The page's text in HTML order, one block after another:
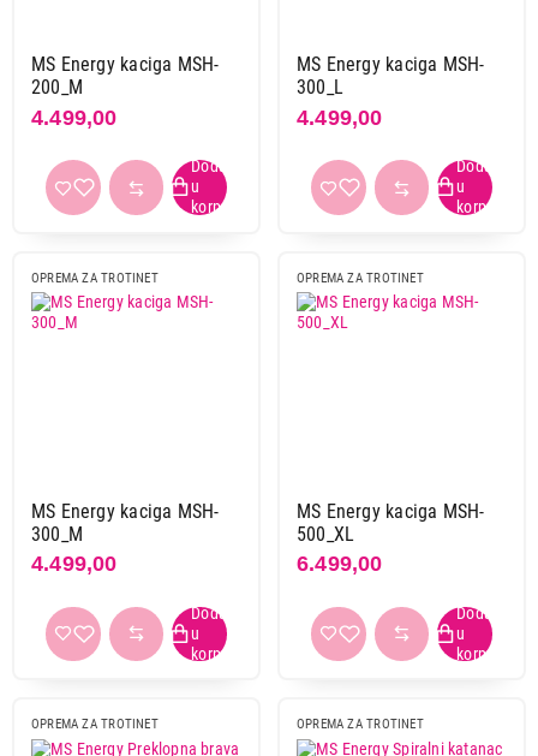
MS Energy kaciga MSH-
200_M
4.499,00
MS Energy kaciga MSH-
300_L
4.499,00
OPREMA ZA TROTINET
MS Energy kaciga MSH-
300_M
4.499,00
OPREMA ZA TROTINET
MS Energy kaciga MSH-
500_XL
6.499,00
OPREMA ZA TROTINET OPREMA ZA TROTINET
OPREMA ZA TROTINET
SEGWAY Ninebot Commuter
kaciga(narandžasta) L
Nastavi kupovinu